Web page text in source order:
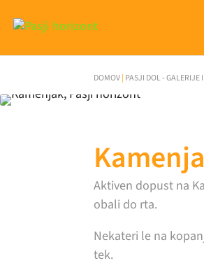
DOMOV| PASJI DOL - GALERIJE
Aktiven dopust na
obali do rta.
Nekateri le na
tek.